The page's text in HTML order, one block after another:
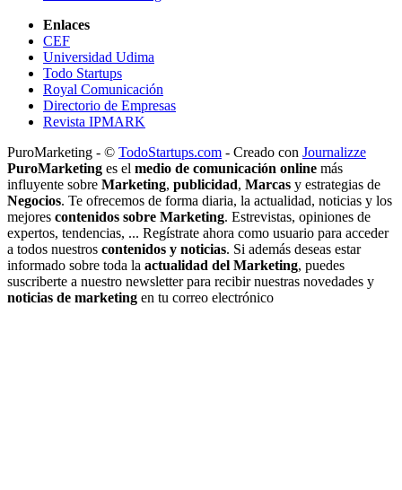
Enlaces
CEF
Universidad Udima
Todo Startups
Royal Comunicación
Directorio de Empresas
Revista IPMARK
PuroMarketing - © TodoStartups.com - Creado con Journalizze
PuroMarketing es el medio de comunicación online más
influyente sobre Marketing, publicidad, Marcas y estrategias de
Negocios. Te ofrecemos de forma diaria, la actualidad, noticias y los
mejores contenidos sobre Marketing. Estrevistas, opiniones de
expertos, tendencias, ... Regístrate ahora como usuario para acceder
a todos nuestros contenidos y noticias. Si además deseas estar
informado sobre toda la actualidad del Marketing, puedes
suscriberte a nuestro newsletter para recibir nuestras novedades y
noticias de marketing en tu correo electrónico